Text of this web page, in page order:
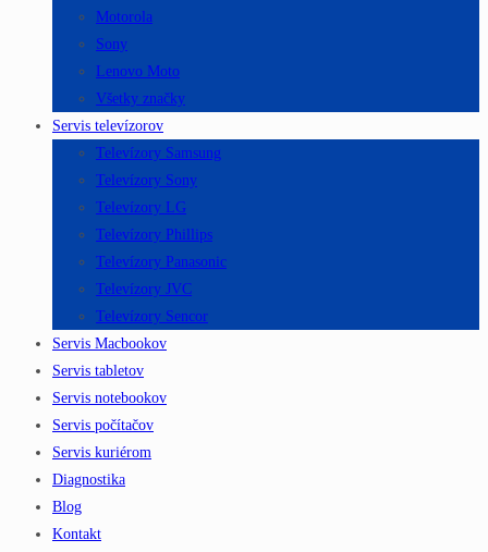
Motorola
Sony
Lenovo Moto
Všetky značky
Servis televízorov
Televízory Samsung
Televízory Sony
Televízory LG
Televízory Phillips
Televízory Panasonic
Televízory JVC
Televízory Sencor
Servis Macbookov
Servis tabletov
Servis notebookov
Servis počítačov
Servis kuriérom
Diagnostika
Blog
Kontakt